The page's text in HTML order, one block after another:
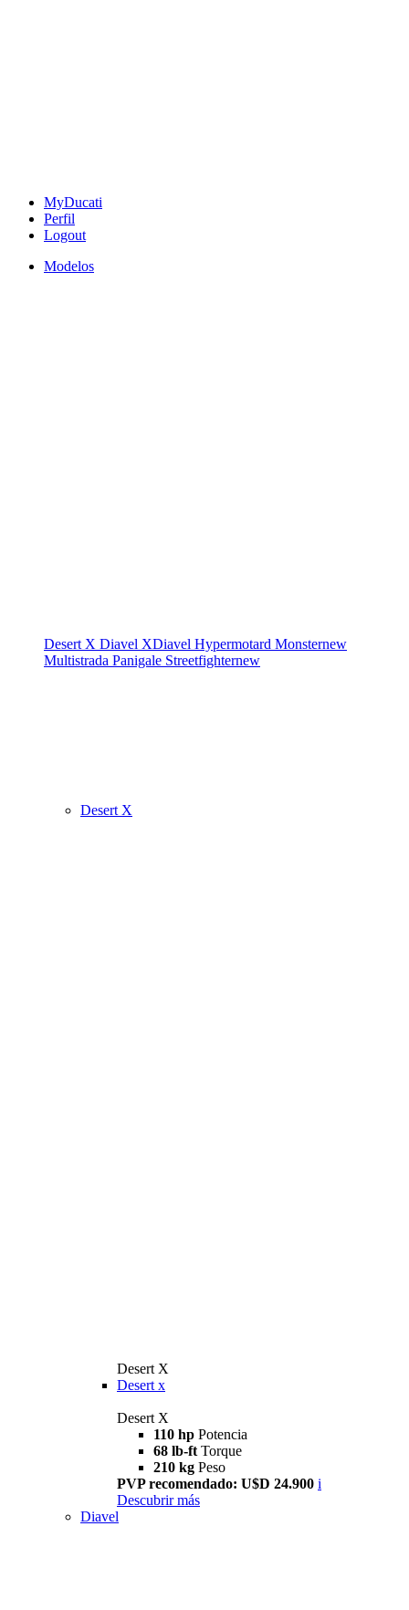
MyDucati
Perfil
Logout
Modelos
Desert X Diavel XDiavel Hypermotard Monsternew
Multistrada Panigale Streetfighternew
Desert X
Desert X
Desert x
Desert X
110 hp Potencia
68 lb-ft Torque
210 kg Peso
PVP recomendado: U$D 24.900 i
Descubrir más
Diavel